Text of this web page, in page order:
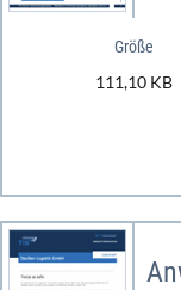
Größe
111,10 KB